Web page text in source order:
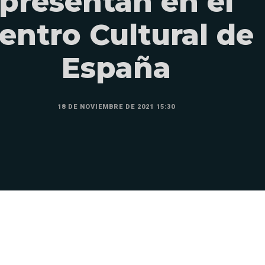
Cultural de
España
18 DE NOVIEMBRE DE 2021 15:30